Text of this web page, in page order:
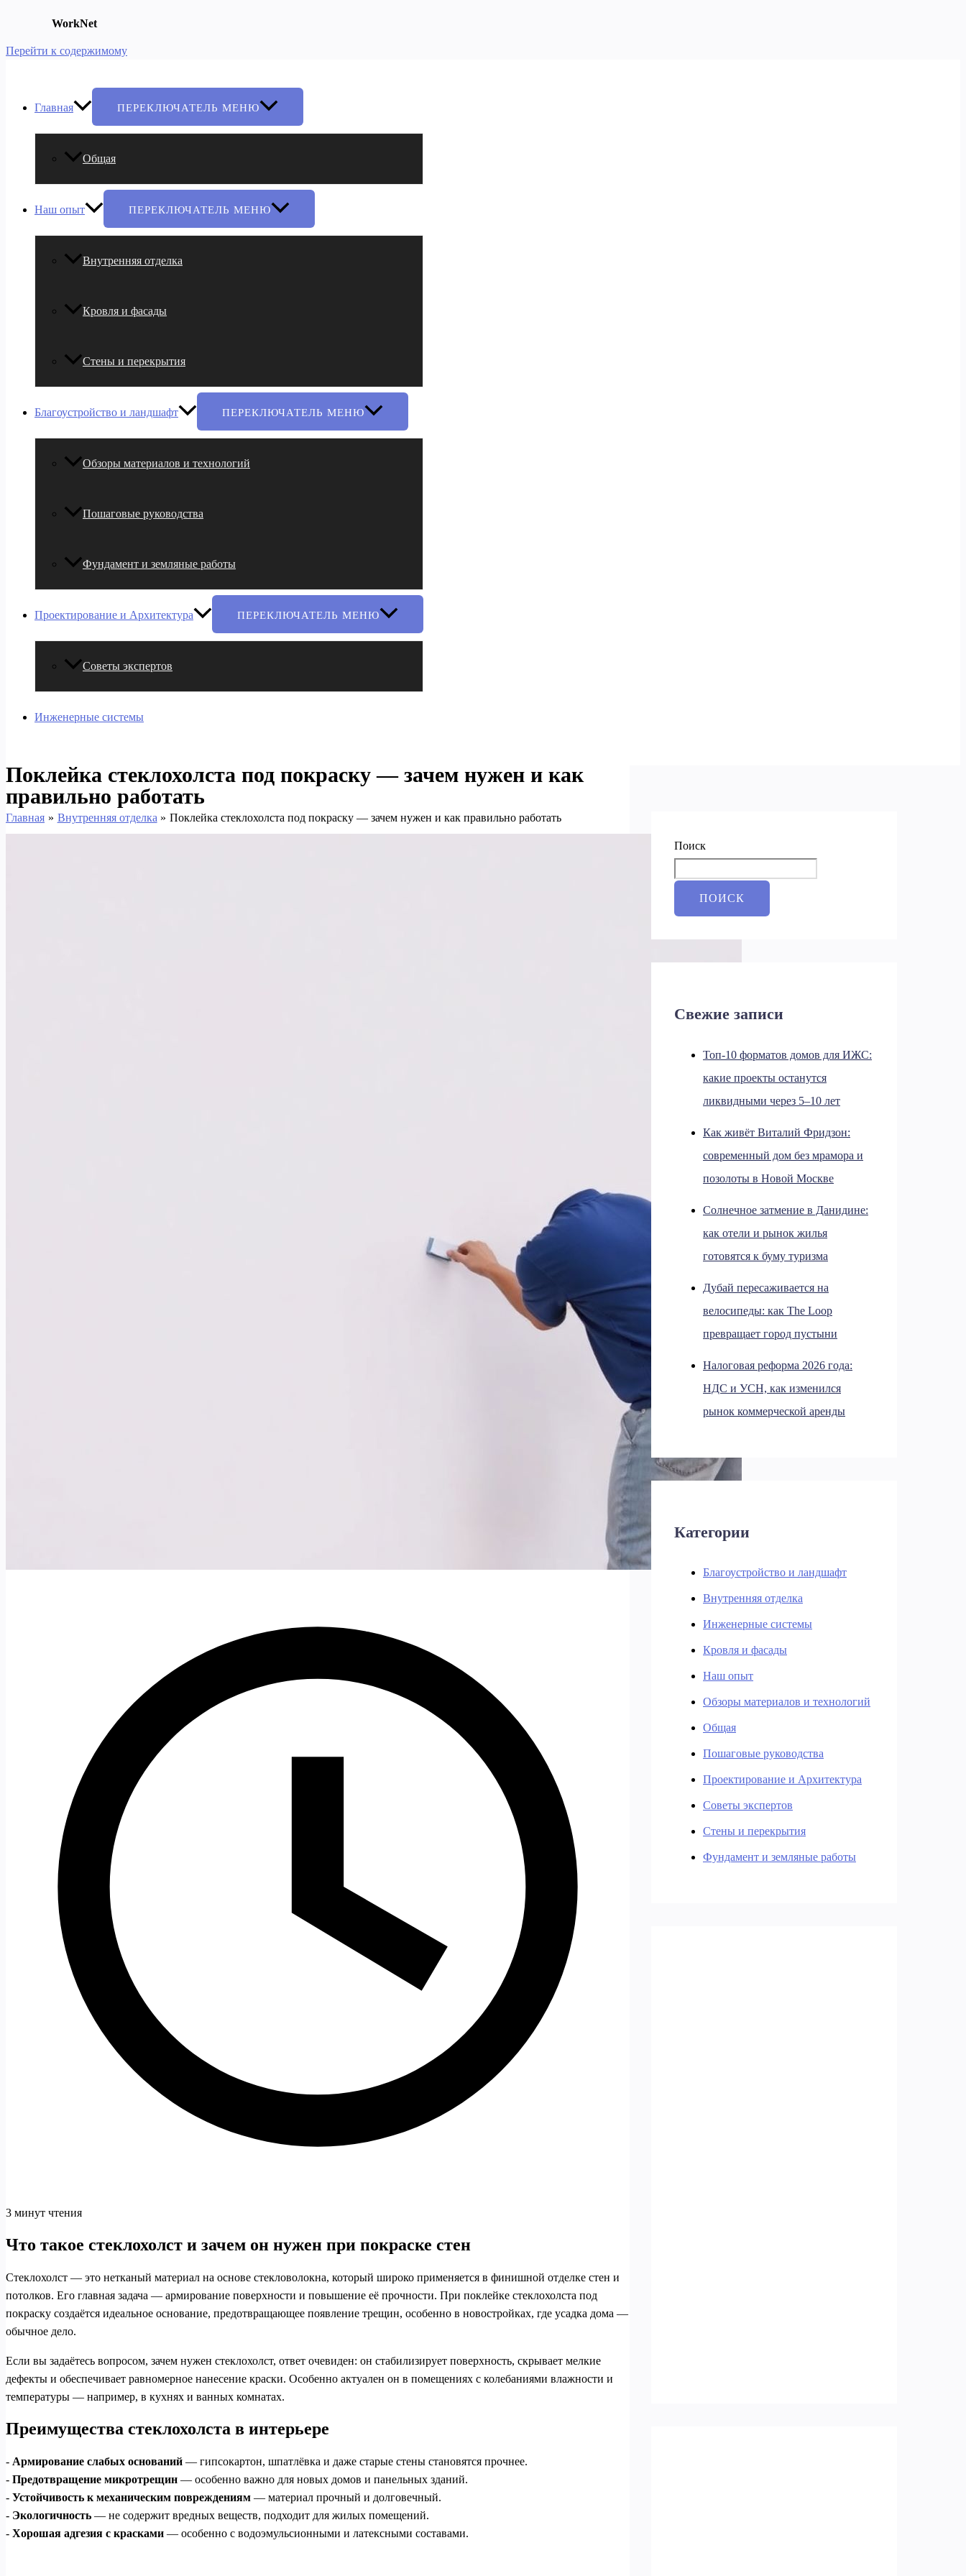
WorkNet
Перейти к содержимому
Главная ПЕРЕКЛЮЧАТЕЛЬ МЕНЮ
Общая
Наш опыт ПЕРЕКЛЮЧАТЕЛЬ МЕНЮ
Внутренняя отделка
Кровля и фасады
Стены и перекрытия
Благоустройство и ландшафт ПЕРЕКЛЮЧАТЕЛЬ МЕНЮ
Обзоры материалов и технологий
Пошаговые руководства
Фундамент и земляные работы
Проектирование и Архитектура ПЕРЕКЛЮЧАТЕЛЬ МЕНЮ
Советы экспертов
Инженерные системы
Поклейка стеклохолста под покраску — зачем нужен и как
правильно работать
Главная Внутренняя отделка Поклейка стеклохолста под покраску — зачем нужен и как правильно работать
3 минут чтения
Что такое стеклохолст и зачем он нужен при покраске стен
Стеклохолст — это нетканый материал на основе стекловолокна, который широко применяется в финишной отделке стен и
потолков. Его главная задача — армирование поверхности и повышение её прочности. При поклейке стеклохолста под
покраску создаётся идеальное основание, предотвращающее появление трещин, особенно в новостройках, где усадка дома —
обычное дело.
Если вы задаётесь вопросом, зачем нужен стеклохолст, ответ очевиден: он стабилизирует поверхность, скрывает мелкие
дефекты и обеспечивает равномерное нанесение краски. Особенно актуален он в помещениях с колебаниями влажности и
температуры — например, в кухнях и ванных комнатах.
Преимущества стеклохолста в интерьере
- Армирование слабых оснований — гипсокартон, шпатлёвка и даже старые стены становятся прочнее.
- Предотвращение микротрещин — особенно важно для новых домов и панельных зданий.
- Устойчивость к механическим повреждениям — материал прочный и долговечный.
- Экологичность — не содержит вредных веществ, подходит для жилых помещений.
- Хорошая адгезия с красками — особенно с водоэмульсионными и латексными составами.
Поиск
ПОИСК
Свежие записи
Топ-10 форматов домов для ИЖС:
какие проекты останутся
ликвидными через 5–10 лет
Как живёт Виталий Фридзон:
современный дом без мрамора и
позолоты в Новой Москве
Солнечное затмение в Данидине:
как отели и рынок жилья
готовятся к буму туризма
Дубай пересаживается на
велосипеды: как The Loop
превращает город пустыни
Налоговая реформа 2026 года:
НДС и УСН, как изменился
рынок коммерческой аренды
Категории
Благоустройство и ландшафт
Внутренняя отделка
Инженерные системы
Кровля и фасады
Наш опыт
Обзоры материалов и технологий
Общая
Пошаговые руководства
Проектирование и Архитектура
Советы экспертов
Стены и перекрытия
Фундамент и земляные работы